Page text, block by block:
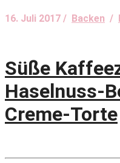
16. Juli 2017 / Backen /
Süße
Haselnuss-
Creme-Torte